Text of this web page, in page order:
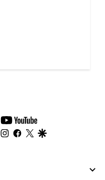
youtube-
footer
instagram
facebook
twitter